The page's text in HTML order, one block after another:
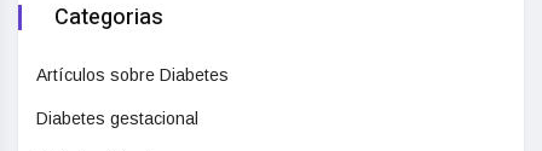
Categorias
Artículos sobre Diabetes
Diabetes gestacional